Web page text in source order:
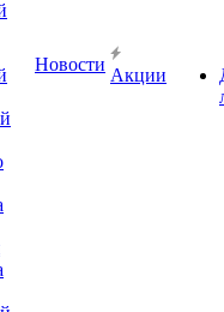
Новости
Акции